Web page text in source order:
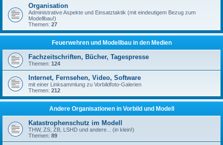
Organisation
Administrative Aspekte und Einsatztaktik (mit eindeutigem Bezug zum
Modellbau!)
Themen: 27
Feuerwehren und Modellbau in den Medien
Fachzeitschriften, Bücher, Tagespresse
Themen: 124
Internet, Fernsehen, Video, Software
mit einer Linksammlung zu Vorbildfoto-Galerien
Themen: 212
Andere Organisationen in Vorbild und Modell
Katastrophenschutz im Modell
THW, ZS, ZB, LSHD und andere... (in klein!)
Themen: 89